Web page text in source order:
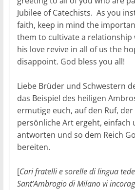
Jubilee of Catechists. As you
faith, keep in mind the
them to cultivate a relationship
his love revive in all of us the
disappoint. God bless you all!
Liebe Brüder und Schwestern
das Beispiel des heiligen
ermutige euch, auf den Ruf,
persönliche Art ergeht, einfach
antworten und so dem Reich
bereiten.
[Cari fratelli e sorelle di lingua
Sant’Ambrogio di Milano vi